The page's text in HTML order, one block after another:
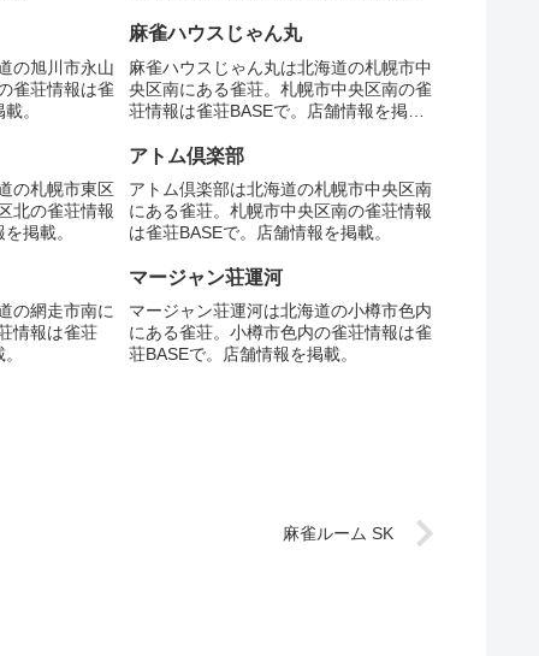
の旭川市永山
雀荘情報は雀
。
麻雀ハウスじゃん丸
麻雀ハウスじゃん丸は北海道の札幌市中
央区南にある雀荘。札幌市中央区南の雀
荘情報は雀荘BASEで。店舗情報を掲
の札幌市東区
北の雀荘情報
掲載。
アトム倶楽部
アトム倶楽部は北海道の札幌市中央区南
にある雀荘。札幌市中央区南の雀荘情報
は雀荘BASEで。店舗情報を掲載。
の網走市南に
情報は雀荘
マージャン荘運河
マージャン荘運河は北海道の小樽市色内
にある雀荘。小樽市色内の雀荘情報は雀
荘BASEで。店舗情報を掲載。
麻雀ルーム SK